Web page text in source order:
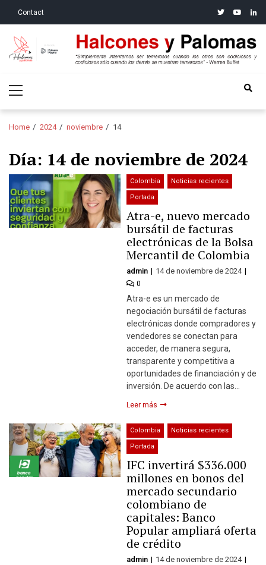
Contact twitteryoutube
Halcones y Palomas
Menu
Home 2024 noviembre 14
Día: 14 de noviembre de 2024
Colombia Noticias recientes
Portada
Atra-e, nuevo mercado
bursátil de facturas
electrónicas de la Bolsa
Mercantil de Colombia
admin 14 de noviembre de 2024
0
Atra-e es un mercado de
negociación bursátil de facturas
electrónicas donde compradores y
vendedores se conectan para
acceder, de manera segura,
transparente y competitiva a
oportunidades de financiación y de
inversión. De acuerdo con las…
Leer más
Colombia Noticias recientes
Portada
IFC invertirá $336.000
millones en bonos del
mercado secundario
colombiano de
capitales: Banco
Popular ampliará oferta
de crédito
admin 14 de noviembre de 2024